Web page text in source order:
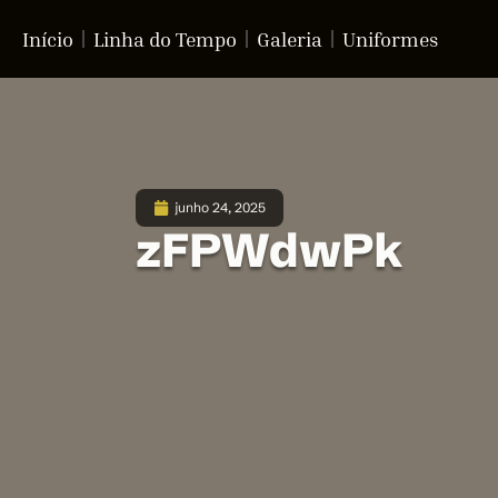
Início Linha do Tempo Galeria Uniformes
junho 24, 2025
zFPWdwPk